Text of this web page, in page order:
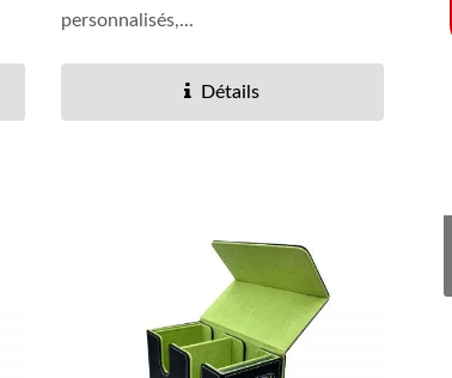
personnalisés,...
Détails
Pochettes Effaçables À Sec